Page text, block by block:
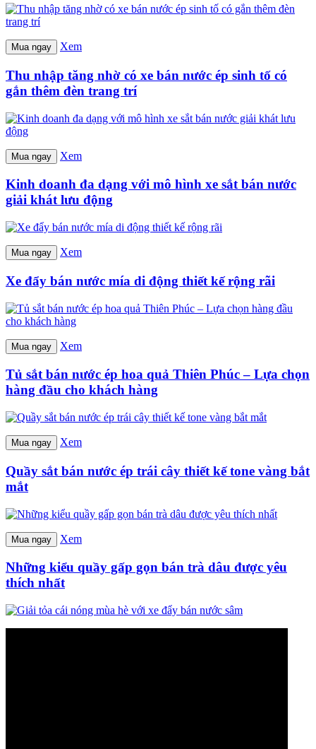
Mua ngay Xem
Thu nhập tăng nhờ có xe bán nước ép sinh tố có
gắn thêm đèn trang trí
Mua ngay Xem
Kinh doanh đa dạng với mô hình xe sắt bán nước
giải khát lưu động
Mua ngay Xem
Xe đẩy bán nước mía di động thiết kế rộng rãi
Mua ngay Xem
Tủ sắt bán nước ép hoa quả Thiên Phúc – Lựa chọn
hàng đầu cho khách hàng
Mua ngay Xem
Quầy sắt bán nước ép trái cây thiết kế tone vàng bắt
mắt
Mua ngay Xem
Những kiểu quầy gấp gọn bán trà dâu được yêu
thích nhất